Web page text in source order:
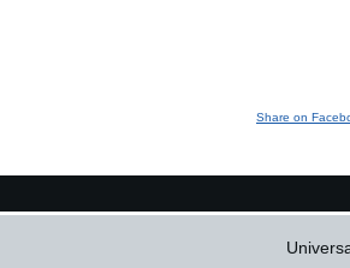
Share on